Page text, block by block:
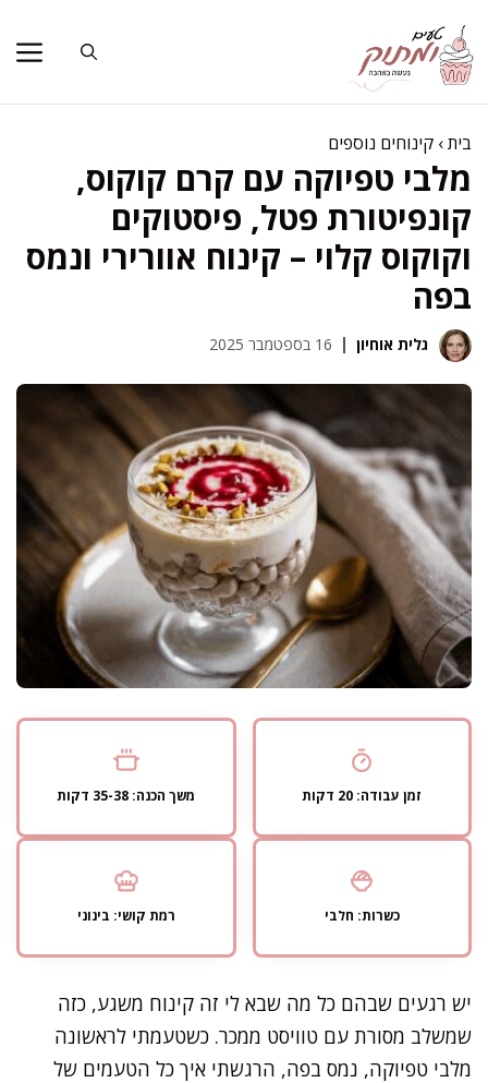
לתוכן
בית› קינוחים נוספים
מלבי טפיוקה עם קרם קוקוס,
קונפיטורת פטל, פיסטוקים
וקוקוס קלוי – קינוח אוורירי ונמס
בפה
גלית אוחיון 16 בספטמבר 2025
זמן עבודה: 20 דקות משך הכנה: 35-38 דקות
כשרות: חלבי רמת קושי: בינוני
יש רגעים שבהם כל מה שבא לי זה קינוח משגע, כזה
שמשלב מסורת עם טוויסט ממכר. כשטעמתי לראשונה
מלבי טפיוקה, נמס בפה, הרגשתי איך כל הטעמים של